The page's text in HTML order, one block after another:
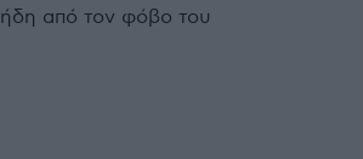
από τον φόβο του